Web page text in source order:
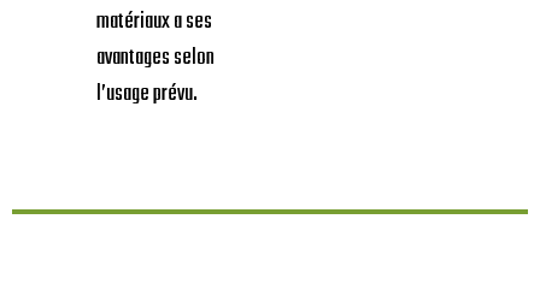
matériaux a ses
avantages selon
l’usage prévu.